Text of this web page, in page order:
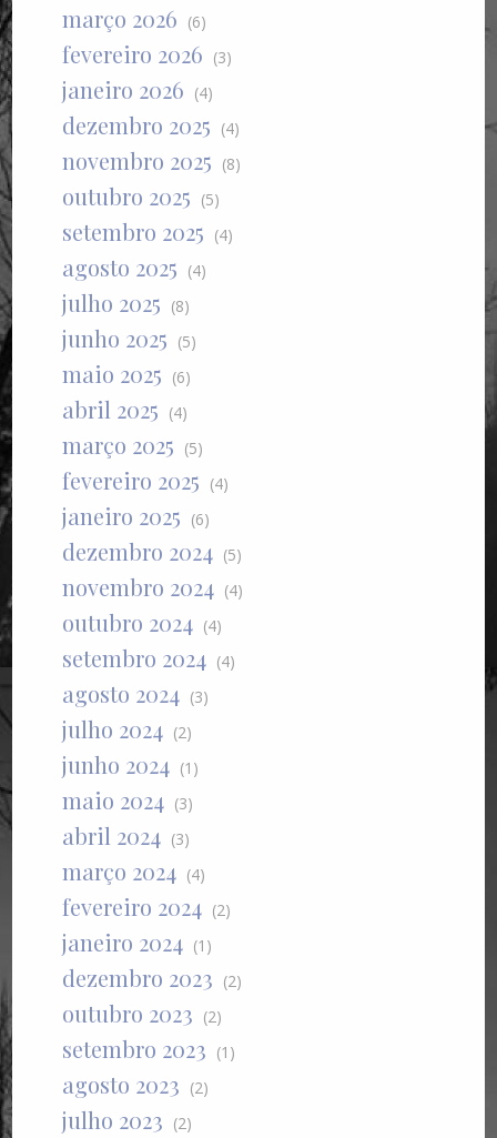
março 2026 (6)
fevereiro 2026 (3)
janeiro 2026 (4)
dezembro 2025 (4)
novembro 2025 (8)
outubro 2025 (5)
setembro 2025 (4)
agosto 2025 (4)
julho 2025 (8)
junho 2025 (5)
maio 2025 (6)
abril 2025 (4)
março 2025 (5)
fevereiro 2025 (4)
janeiro 2025 (6)
dezembro 2024 (5)
novembro 2024 (4)
outubro 2024 (4)
setembro 2024 (4)
agosto 2024 (3)
julho 2024 (2)
junho 2024 (1)
maio 2024 (3)
abril 2024 (3)
março 2024 (4)
fevereiro 2024 (2)
janeiro 2024 (1)
dezembro 2023 (2)
outubro 2023 (2)
setembro 2023 (1)
agosto 2023 (2)
julho 2023 (2)